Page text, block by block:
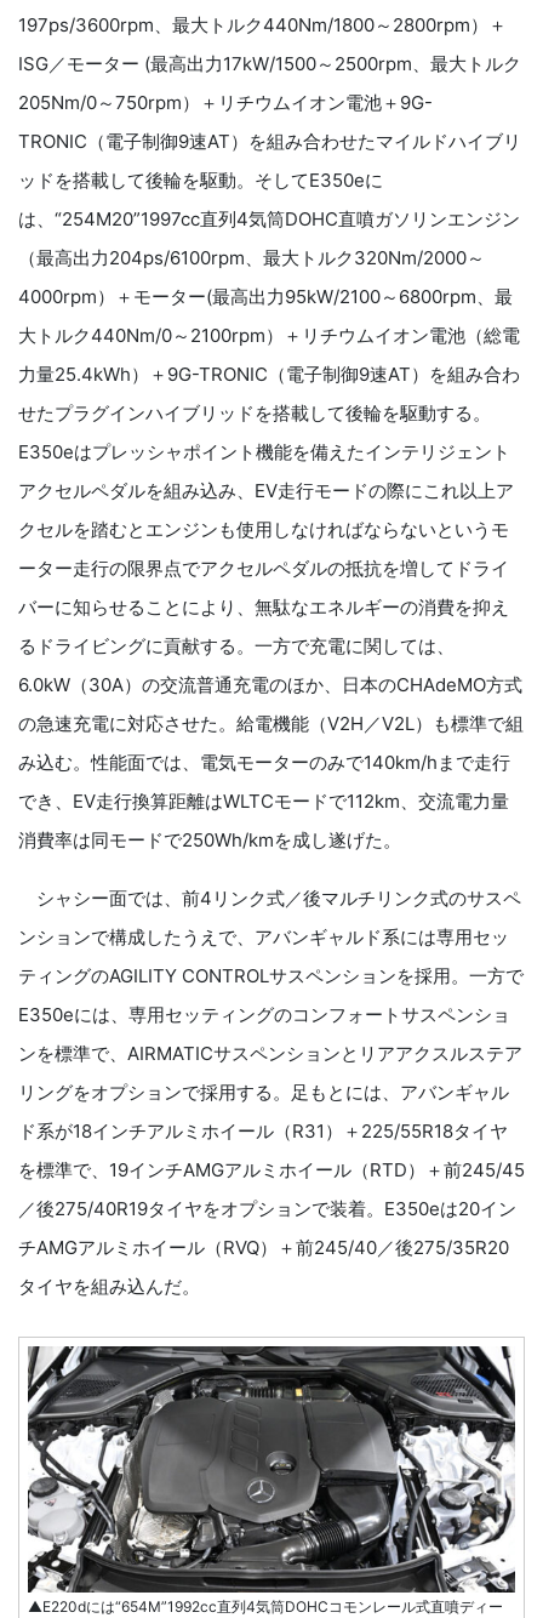
197ps/3600rpm、最大トルク440Nm/1800～2800rpm）＋
ISG／モーター (最高出力17kW/1500～2500rpm、最大トルク
205Nm/0～750rpm）＋リチウムイオン電池＋9G-
TRONIC（電子制御9速AT）を組み合わせたマイルドハイブリ
ッドを搭載して後輪を駆動。そしてE350eに
は、“254M20”1997cc直列4気筒DOHC直噴ガソリンエンジン
（最高出力204ps/6100rpm、最大トルク320Nm/2000～
4000rpm）＋モーター(最高出力95kW/2100～6800rpm、最
大トルク440Nm/0～2100rpm）＋リチウムイオン電池（総電
力量25.4kWh）＋9G-TRONIC（電子制御9速AT）を組み合わ
せたプラグインハイブリッドを搭載して後輪を駆動する。
E350eはプレッシャポイント機能を備えたインテリジェント
アクセルペダルを組み込み、EV走行モードの際にこれ以上ア
クセルを踏むとエンジンも使用しなければならないというモ
ーター走行の限界点でアクセルペダルの抵抗を増してドライ
バーに知らせることにより、無駄なエネルギーの消費を抑え
るドライビングに貢献する。一方で充電に関しては、
6.0kW（30A）の交流普通充電のほか、日本のCHAdeMO方式
の急速充電に対応させた。給電機能（V2H／V2L）も標準で組
み込む。性能面では、電気モーターのみで140km/hまで走行
でき、EV走行換算距離はWLTCモードで112km、交流電力量
消費率は同モードで250Wh/kmを成し遂げた。
シャシー面では、前4リンク式／後マルチリンク式のサスペ
ンションで構成したうえで、アバンギャルド系には専用セッ
ティングのAGILITY CONTROLサスペンションを採用。一方で
E350eには、専用セッティングのコンフォートサスペンショ
ンを標準で、AIRMATICサスペンションとリアアクスルステア
リングをオプションで採用する。足もとには、アバンギャル
ド系が18インチアルミホイール（R31）＋225/55R18タイヤ
を標準で、19インチAMGアルミホイール（RTD）＋前245/45
／後275/40R19タイヤをオプションで装着。E350eは20イン
チAMGアルミホイール（RVQ）＋前245/40／後275/35R20
タイヤを組み込んだ。
▲E220dには“654M”1992cc直列4気筒DOHCコモンレール式直噴ディー